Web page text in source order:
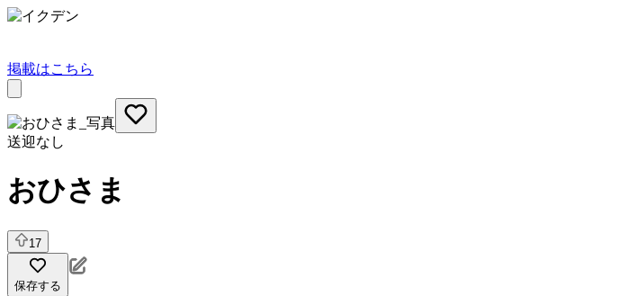
掲載はこちら
送迎なし
おひさま
17
保存する